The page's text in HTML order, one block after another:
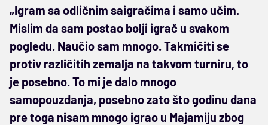
„Igram sa odličnim saigračima i samo učim.
Mislim da sam postao bolji igrač u svakom
pogledu. Naučio sam mnogo. Takmičiti se
protiv različitih zemalja na takvom turniru, to
je posebno. To mi je dalo mnogo
samopouzdanja, posebno zato što godinu dana
pre toga nisam mnogo igrao u Majamiju zbog